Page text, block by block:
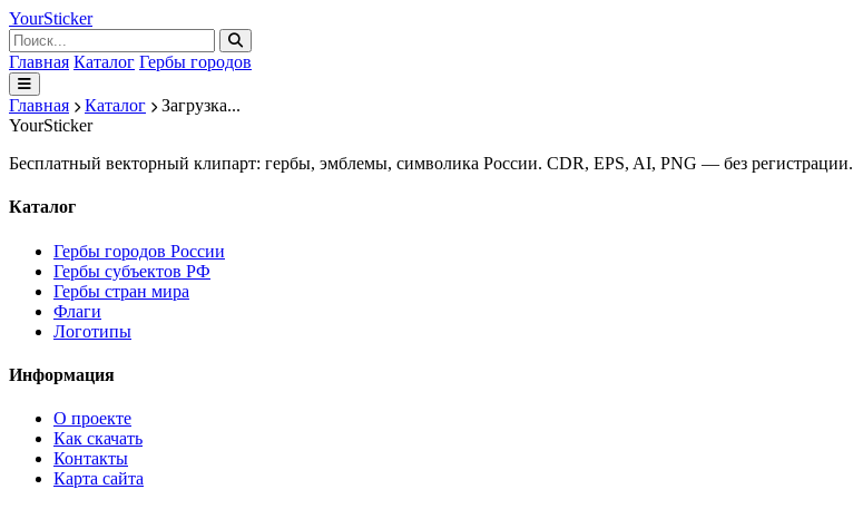
YourSticker
Главная Каталог Гербы городов
Главная Каталог
Загрузка...
YourSticker
Бесплатный векторный клипарт: гербы, эмблемы, символика России. CDR, EPS, AI, PNG — без регистрации.
Каталог
Гербы городов России
Гербы субъектов РФ
Гербы стран мира
Флаги
Логотипы
Информация
О проекте
Как скачать
Контакты
Карта сайта